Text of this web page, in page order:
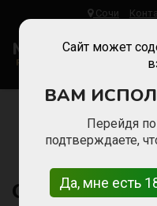
Сочи
MalinkaWork
Работа Для Девушек
Главная
Сфера
От 1 500
От 1 500 000
Сайт может
ВАМ
Перейдя
подтверждаете,
Да, мне есть